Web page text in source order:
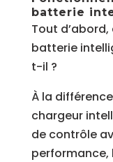
batterie
Tout
batterie
t-il ?
À la
chargeur
de contrôle
performance,